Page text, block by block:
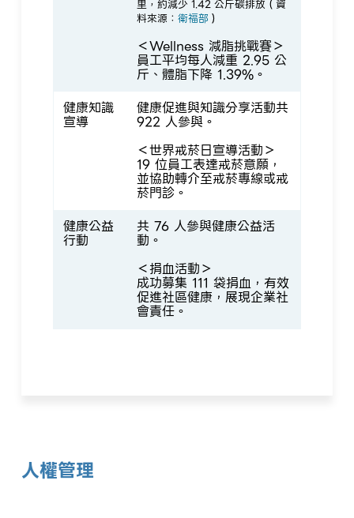
里，約減少 1.42 公斤碳排放（資
料來源： 衛福部 ）
＜Wellness 減脂挑戰賽＞
員工平均每人減重 2.95 公
斤、體脂下降 1.39%。
健康知識
宣導
健康促進與知識分享活動共
922 人參與。
＜世界戒菸日宣導活動＞
19 位員工表達戒菸意願，
並協助轉介至戒菸專線或戒
菸門診。
健康公益
行動
共 76 人參與健康公益活
動。
＜捐血活動＞
成功募集 111 袋捐血，有效
促進社區健康，展現企業社
會責任。
人權管理